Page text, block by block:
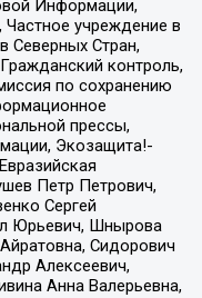
Информации,
Частное учреждение в
Северных Стран,
контроль,
по сохранению
прессы,
Экозащита!-
Петр Петрович,
Сергей
Юрьевич, Шнырова
Сидорович
Алексеевич,
Анна Валерьевна,